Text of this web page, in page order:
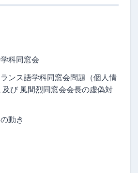
科同窓会
ランス語学科同窓会問題（個人情
及び 風間烈同窓会会長の虚偽対
動き